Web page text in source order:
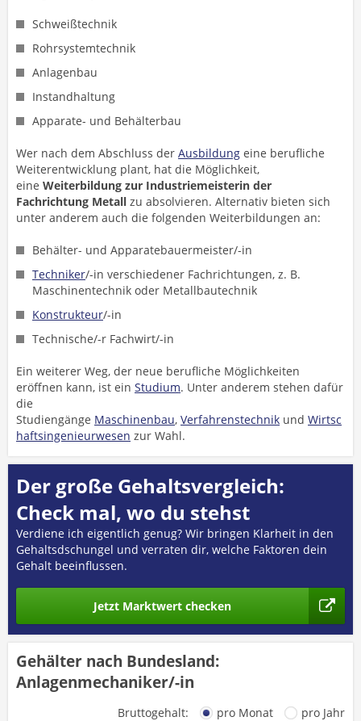
Schweißtechnik
Rohrsystemtechnik
Anlagenbau
Instandhaltung
Apparate- und Behälterbau
Wer nach dem Abschluss der Ausbildung eine berufliche
Weiterentwicklung plant, hat die Möglichkeit,
eine Weiterbildung zur Industriemeisterin der
Fachrichtung Metall zu absolvieren. Alternativ bieten sich
unter anderem auch die folgenden Weiterbildungen an:
Behälter- und Apparatebauermeister/-in
Techniker/-in verschiedener Fachrichtungen, z. B.
Maschinentechnik oder Metallbautechnik
Konstrukteur/-in
Technische/-r Fachwirt/-in
Ein weiterer Weg, der neue berufliche Möglichkeiten
eröffnen kann, ist ein Studium. Unter anderem stehen dafür
die
Studiengänge Maschinenbau, Verfahrenstechnik und Wirtsc
haftsingenieurwesen zur Wahl.
Der große Gehaltsvergleich:
Check mal, wo du stehst
Verdiene ich eigentlich genug? Wir bringen Klarheit in den
Gehaltsdschungel und verraten dir, welche Faktoren dein
Gehalt beeinflussen.
Jetzt Marktwert checken
Gehälter nach Bundesland:
Anlagenmechaniker/-in
Bruttogehalt: pro Monat pro Jahr